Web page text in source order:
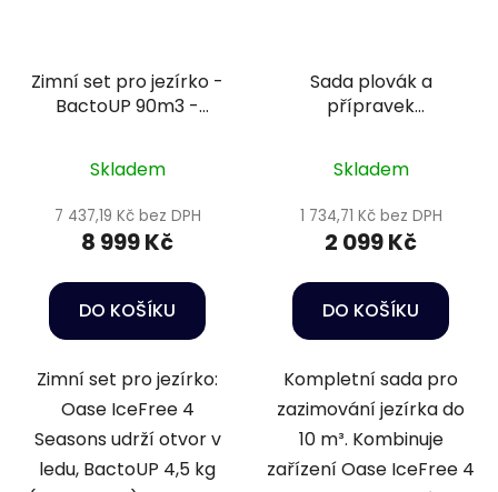
Zimní set pro jezírko -
BactoUP 90m3 -
15kg
Skladem
7 437,19 Kč bez DPH
8 999 Kč
DO KOŠÍKU
Zimní set pro jezírko:
Oase IceFree 4
Seasons udrží otvor v
ledu, BactoUP 4,5 kg
Sada plovák a
přípravek
Skladem
1 734,71 Kč bez DPH
2 099 Kč
DO KOŠÍKU
Kompletní sada pro
zazimování jezírka do
10 m³. Kombinuje
zařízení Oase IceFree 4